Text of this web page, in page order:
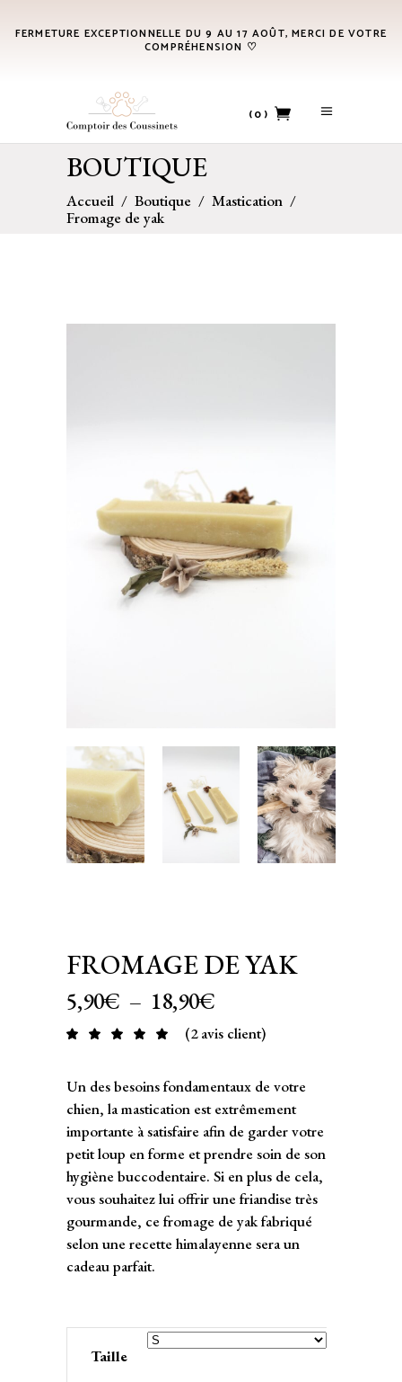
FERMETURE EXCEPTIONNELLE DU 9 AU 17 AOÛT, MERCI DE VOTRE
COMPRÉHENSION ♡
(0)
No products in the cart.
BOUTIQUE
Accueil / Boutique / Mastication /
Fromage de yak
FROMAGE DE YAK
5,90€ – 18,90€
de
prix :
à
18,90€
Noté
sur
2
notations
client
(2avis client)
Un des besoins fondamentaux de votre
chien, la mastication est extrêmement
importante à satisfaire afin de garder votre
petit loup en forme et prendre soin de son
hygiène buccodentaire. Si en plus de cela,
vous souhaitez lui offrir une friandise très
gourmande, ce fromage de yak fabriqué
selon une recette himalayenne sera un
cadeau parfait.
Taille